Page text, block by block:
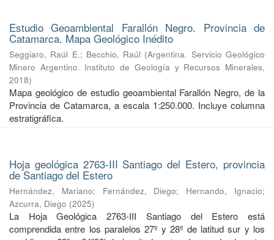
Estudio Geoambiental Farallón Negro. Provincia de
Catamarca. Mapa Geológico Inédito
Seggiaro, Raúl E.; Becchio, Raúl (Argentina. Servicio Geológico
Minero Argentino. Instituto de Geología y Recursos Minerales,
2018)
Mapa geológico de estudio geoambiental Farallón Negro, de la
Provincia de Catamarca, a escala 1:250.000. Incluye columna
estratigráfica.
Hoja geológica 2763-III Santiago del Estero, provincia
de Santiago del Estero
Hernández, Mariano; Fernández, Diego; Hernando, Ignacio;
Azcurra, Diego (2025)
La Hoja Geológica 2763-III Santiago del Estero está
comprendida entre los paralelos 27º y 28º de latitud sur y los